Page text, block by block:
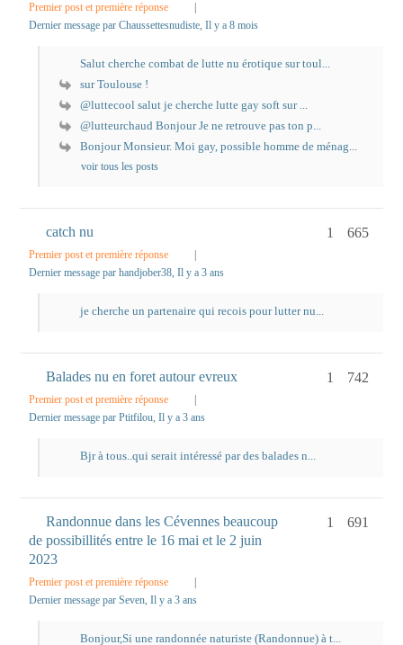
Premier post et première réponse
Dernier message par Chaussettesnudiste, Il y a 8 mois
Salut cherche combat de lutte nu érotique sur toul...
sur Toulouse !
@luttecool salut je cherche lutte gay soft sur ...
@lutteurchaud Bonjour Je ne retrouve pas ton p...
Bonjour Monsieur. Moi gay, possible homme de ménag...
voir tous les posts
catch nu
Premier post et première réponse
Dernier message par handjober38, Il y a 3 ans
665
1
je cherche un partenaire qui recois pour lutter nu...
Balades nu en foret autour evreux
Premier post et première réponse
Dernier message par Ptitfilou, Il y a 3 ans
742
1
Bjr à tous..qui serait intéressé par des balades n...
Randonnue dans les Cévennes beaucoup
de possibillités entre le 16 mai et le 2 juin
2023
Premier post et première réponse
Dernier message par Seven, Il y a 3 ans
691
1
Bonjour,Si une randonnée naturiste (Randonnue) à t...